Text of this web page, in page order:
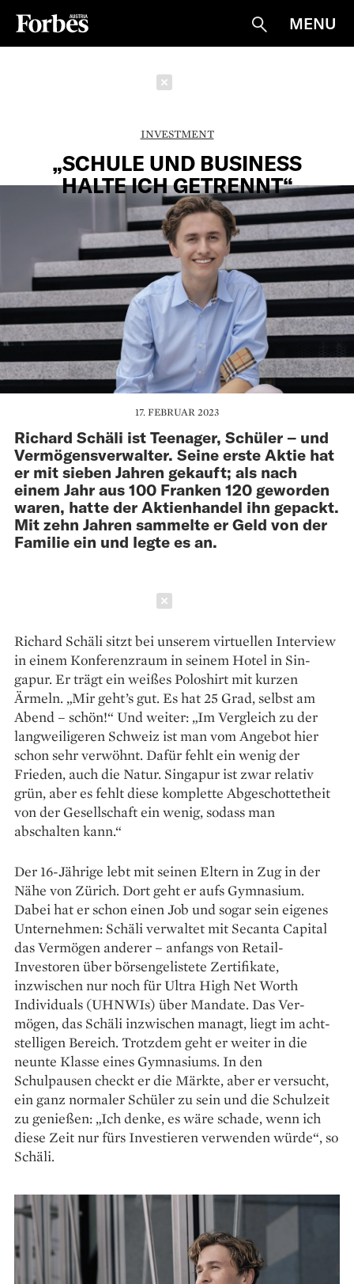
Suche
MENU
INVESTMENT
„SCHULE UND BUSINESS
HALTE ICH GETRENNT“
17. FEBRUAR 2023
Richard Schäli ist Teenager, Schüler – und
Vermögensverwalter. Seine erste Aktie hat
er mit sieben Jahren gekauft; als nach
einem Jahr aus 100 Franken 120 geworden
waren, hatte der Aktienhandel ihn gepackt.
Mit zehn Jahren sammelte er Geld von der
Familie ein und legte es an.
Richard Schäli sitzt bei unserem vir­tuellen Interview
in einem Kon­ferenzraum in seinem Hotel in Sin­
gapur. Er trägt ein weißes Poloshirt mit kurzen
Ärmeln. „Mir geht’s gut. Es hat 25 Grad, selbst am
Abend – schön!“ Und weiter: „Im Vergleich zu der
langweiligeren Schweiz ist man vom Angebot hier
schon sehr verwöhnt. Dafür fehlt ein wenig der
Frieden, auch die Natur. Singapur ist zwar relativ
grün, aber es fehlt diese komplette Abgeschottetheit
von der Gesellschaft ein wenig, sodass man
abschalten kann.“
Der 16-Jährige lebt mit seinen Eltern in Zug in der
Nähe von Zürich. Dort geht er aufs Gymnasium.
Dabei hat er schon einen Job und sogar sein eigenes
Unternehmen: Schäli verwaltet mit Secanta Capital
das Vermögen anderer – ­anfangs von Retail-
Investoren über börsengelistete Zertifikate,
inzwischen nur noch für Ultra High Net Worth
Individuals (UHNWIs) über Mandate. Das Ver­
mögen, das Schäli inzwischen managt, liegt im acht­
stelligen Bereich. Trotz­dem geht er weiter in die
neunte Klasse eines Gymnasiums. In den
Schulpausen checkt er die Märkte, aber er versucht,
ein ganz normaler Schüler zu sein und die Schulzeit
zu genießen: „Ich denke, es wäre schade, wenn ich
diese Zeit nur fürs Investieren verwenden würde“, so
Schäli.